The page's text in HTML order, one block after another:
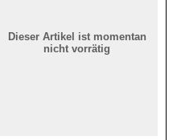
Dieser Artikel ist momentan
nicht vorrätig